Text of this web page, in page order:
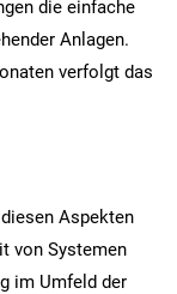
die einfache
Anlagen.
verfolgt das
Aspekten
von Systemen
im Umfeld der